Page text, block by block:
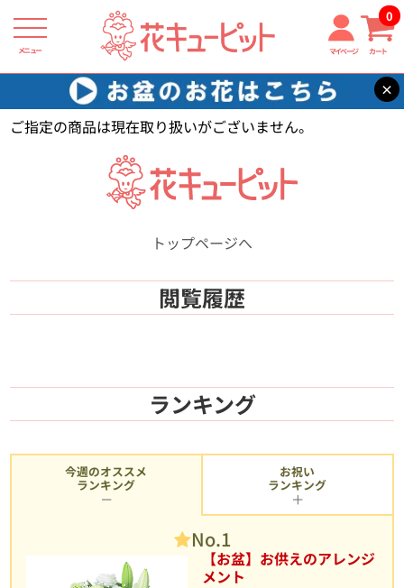
メニュー マイページ カート
0
×
花キューピット 【】
ご指定の商品は現在取り扱いがございません。
トップページへ
閲覧履歴
ランキング
今週のオススメ
ランキング
No.1
【お盆】お供えのアレンジ
メント
お祝い
ランキング